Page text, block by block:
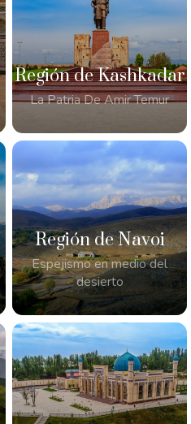
Región de Kashkadar
La Patria De Amir Temur
Región de Navoi
Espejismo en medio del
desierto